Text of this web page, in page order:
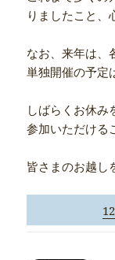
りましたこと、
なお、来年は、
単独開催の予定
しばらくお休み
参加いただける
皆さまのお越し